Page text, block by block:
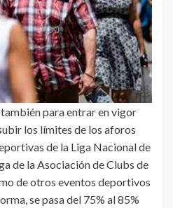
para entrar en vigor
los límites de los aforos
de la Liga Nacional de
de la Asociación de Clubs de
de otros eventos deportivos
se pasa del 75% al 85%